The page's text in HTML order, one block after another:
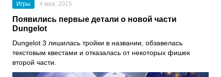
Игры 4 мая, 2015
Появились первые детали о новой части
Dungelot
Dungelot 3 лишилась тройки в названии, обзавелась
текстовым квестами и отказалась от некоторых фишек
второй части.